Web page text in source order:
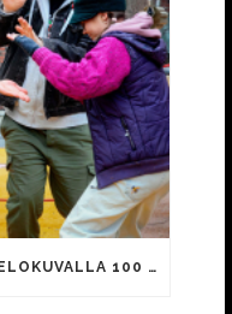
SOMEAJAN CANCEL-HITTIELOKUVALLA 100 000 KATSOJAA!